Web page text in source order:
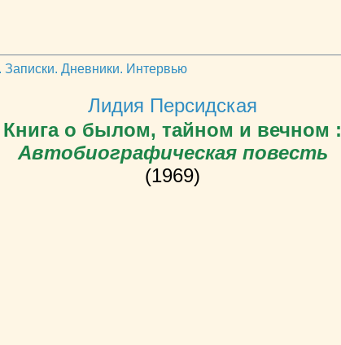
Дневники. Интервью
Лидия Персидская
Книга о былом, тайном и вечном :
Автобиографическая повесть
(1969)